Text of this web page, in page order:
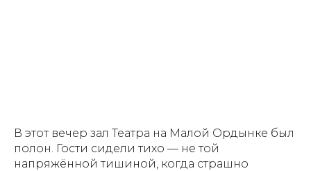
В этот вечер зал Театра на Малой Ордынке был
полон. Гости сидели тихо — не той
напряжённой тишиной, когда страшно